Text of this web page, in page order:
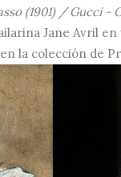
(1901) / Gucci -
Jane Avril en
la colección de